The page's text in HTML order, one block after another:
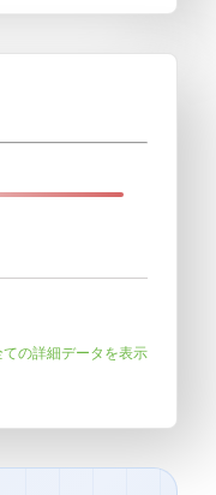
の詳細データを表示